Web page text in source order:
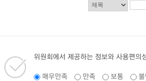
위원회에서 제공하는 정보와 사용편의
매우만족 만족 보통